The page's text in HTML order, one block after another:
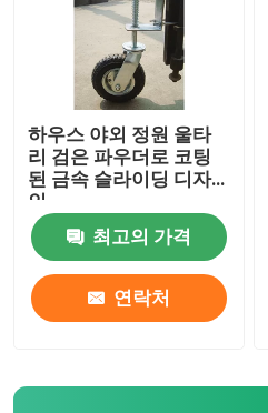
하우스 야외 정원 울타
리 검은 파우더로 코팅
된 금속 슬라이딩 디자
인
최고의 가격
연락처